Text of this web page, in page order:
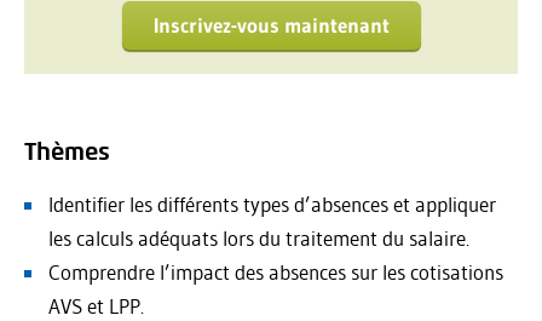
Inscrivez-vous maintenant
Thèmes
Identifier les différents types d’absences et appliquer
les calculs adéquats lors du traitement du salaire.
Comprendre l’impact des absences sur les cotisations
AVS et LPP.